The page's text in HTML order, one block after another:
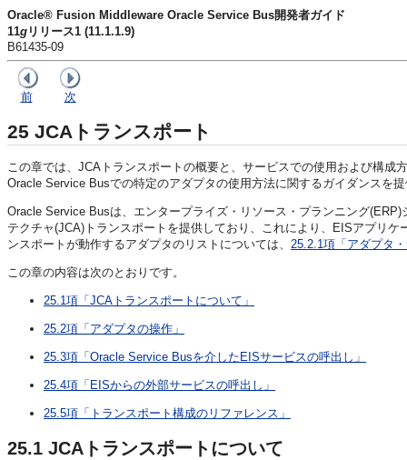
Oracle® Fusion Middleware Oracle Service Bus開発者ガイド
11g リリース1 (11.1.1.9)
B61435-09
前 次
25 JCAトランスポート
この章では、JCAトランスポートの概要と、サービスでの使用および構
Oracle Service Busでの特定のアダプタの使用方法に関するガイダンスを
Oracle Service Busは、エンタープライズ・リソース・プランニング
テクチャ(JCA)トランスポートを提供しており、これにより、EISアプリ
ンスポートが動作するアダプタのリストについては、 25.2.1項「アダプタ
この章の内容は次のとおりです。
25.1項「JCAトランスポートについて」
25.2項「アダプタの操作」
25.3項「Oracle Service Busを介したEISサービスの呼出し」
25.4項「EISからの外部サービスの呼出し」
25.5項「トランスポート構成のリファレンス」
25.1 JCAトランスポートについて